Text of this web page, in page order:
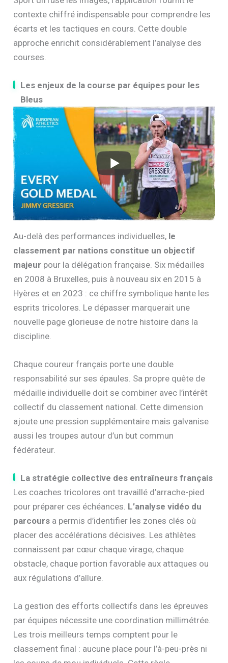
contexte chiffré indispensable pour comprendre les
écarts et les tactiques en cours. Cette double
approche enrichit considérablement l’analyse des
courses.
Les enjeux de la course par équipes pour les
Bleus
Au-delà des performances individuelles, le
classement par nations constitue un objectif
majeur pour la délégation française. Six médailles
en 2008 à Bruxelles, puis à nouveau six en 2015 à
Hyères et en 2023 : ce chiffre symbolique hante les
esprits tricolores. Le dépasser marquerait une
nouvelle page glorieuse de notre histoire dans la
discipline.
Chaque coureur français porte une double
responsabilité sur ses épaules. Sa propre quête de
médaille individuelle doit se combiner avec l’intérêt
collectif du classement national. Cette dimension
ajoute une pression supplémentaire mais galvanise
aussi les troupes autour d’un but commun
fédérateur.
La stratégie collective des entraîneurs français
Les coaches tricolores ont travaillé d’arrache-pied
pour préparer ces échéances. L’analyse vidéo du
parcours a permis d’identifier les zones clés où
placer des accélérations décisives. Les athlètes
connaissent par cœur chaque virage, chaque
obstacle, chaque portion favorable aux attaques ou
aux régulations d’allure.
La gestion des efforts collectifs dans les épreuves
par équipes nécessite une coordination millimétrée.
Les trois meilleurs temps comptent pour le
classement final : aucune place pour l’à-peu-près ni